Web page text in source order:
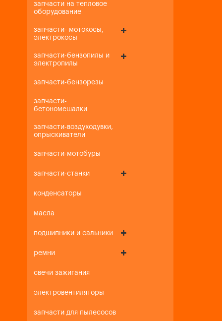
запчасти на тепловое
оборудование
запчасти- мотокосы,
электрокосы
запчасти-бензопилы и
электропилы
запчасти-бензорезы
запчасти-
бетономешалки
запчасти-воздуходувки,
опрыскиватели
запчасти-мотобуры
запчасти-станки
конденсаторы
масла
подшипники и сальники
ремни
свечи зажигания
электровентиляторы
запчасти для пылесосов